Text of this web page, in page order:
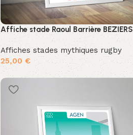
Affiche stade Raoul Barrière BEZIERS
Affiches stades mythiques rugby
25,00 €
Ajouter au panier